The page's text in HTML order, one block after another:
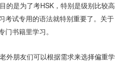
的是为了考HSK ，特别是级别比较高
考试专用的语法就特别重要了。关于
门书籍里学习。
外朋友们可以根据需求来选择偏重学